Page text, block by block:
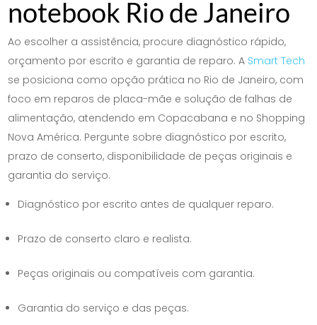
notebook Rio de Janeiro
Ao escolher a assistência, procure diagnóstico rápido,
orçamento por escrito e garantia de reparo. A Smart Tech
se posiciona como opção prática no Rio de Janeiro, com
foco em reparos de placa-mãe e solução de falhas de
alimentação, atendendo em Copacabana e no Shopping
Nova América. Pergunte sobre diagnóstico por escrito,
prazo de conserto, disponibilidade de peças originais e
garantia do serviço.
Diagnóstico por escrito antes de qualquer reparo.
Prazo de conserto claro e realista.
Peças originais ou compatíveis com garantia.
Garantia do serviço e das peças.